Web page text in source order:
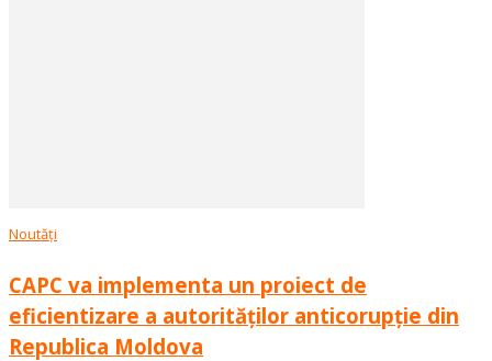
Noutăți
CAPC va implementa un proiect de
eficientizare a autorităților anticorupție din
Republica Moldova